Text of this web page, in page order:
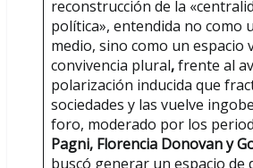
reconstrucción de la
política», entendida no como
medio, sino como un espacio
convivencia plural,frente al
polarización inducida que
sociedades y las vuelve
foro, moderado por los
Pagni, Florencia Donovan y
buscó generar un espacio de